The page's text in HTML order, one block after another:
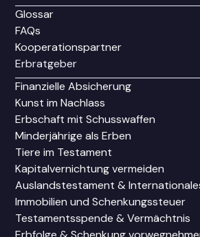
Glossar
FAQs
Kooperationspartner
Erbratgeber
Finanzielle Absicherung
Kunst im Nachlass
Erbschaft mit Schusswaffen
Minderjährige als Erben
Tiere im Testament
Kapitalvernichtung vermeiden
Auslandstestament &
Immobilien und Schenkungssteuer
Testamentsspende & Vermächtnis